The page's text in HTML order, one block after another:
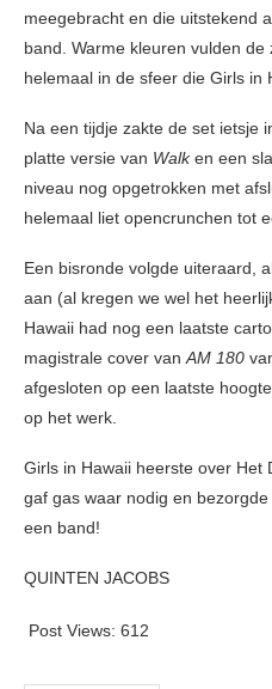
meegebracht en die uitstekend
band. Warme kleuren vulden
helemaal in de sfeer die Girls in
Na een tijdje zakte de set ietsje
platte versie van Walken een
niveau nog opgetrokken met
helemaal liet opencrunchen tot
Een bisronde volgde uiteraard,
aan (al kregen we wel het
Hawaii had nog een laatste
magistrale cover vanAM 180
afgesloten op een laatste
op het werk.
Girls in Hawaii heerste over Het
gaf gas waar nodig en
een band!
QUINTEN JACOBS
Post Views: 612